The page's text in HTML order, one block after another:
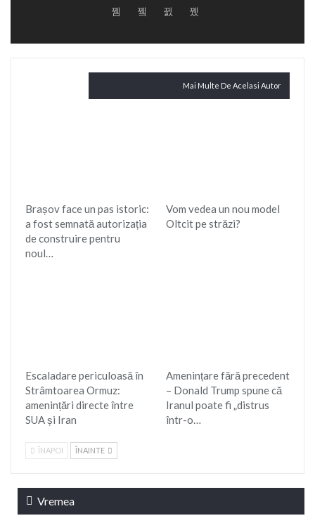
Mai Multe De Acelasi Autor
Brașov face un pas istoric:
a fost semnată autorizația
de construire pentru
noul…
Vom vedea un nou model
Oltcit pe străzi?
Escaladare periculoasă în
Strâmtoarea Ormuz:
amenințări directe între
SUA și Iran
Amenințare fără precedent
– Donald Trump spune că
Iranul poate fi „distrus
într-o…
ÎNAPOI ÎNAINTE
Vremea